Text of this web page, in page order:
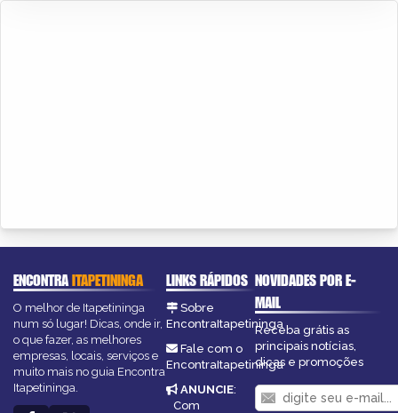
ENCONTRAITAPETININGA
O melhor de Itapetininga
num só lugar! Dicas, onde ir,
o que fazer, as melhores
empresas, locais, serviços e
muito mais no guia Encontra
Itapetininga.
LINKS RÁPIDOS
Sobre
EncontraItapetininga
Fale com o
EncontraItapetininga
ANUNCIE:
Com
NOVIDADES POR E-
MAIL
Receba grátis as
principais notícias,
dicas e promoções